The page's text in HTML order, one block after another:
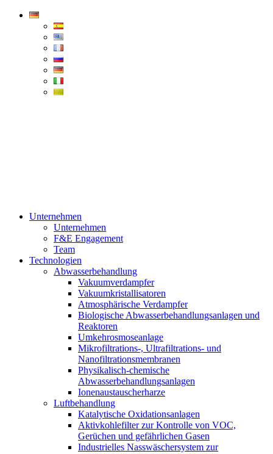
Condorchem
Unternehmen
Unternehmen
F&E Engagement
Team
Technologien
Abwasserbehandlung
Vakuumverdampfer
Vakuumkristallisatoren
Atmosphärische Verdampfer
Biologische Abwasserbehandlungsanlagen und
Reaktoren
Umkehrosmoseanlage
Mikrofiltrations-, Ultrafiltrations- und
Nanofiltrationsmembranen
Physikalisch-chemische
Abwasserbehandlungsanlagen
Ionenaustauscherharze
Luftbehandlung
Katalytische Oxidationsanlagen
Aktivkohlefilter zur Kontrolle von VOC,
Gerüchen und gefährlichen Gasen
Industrielles Nasswäschersystem zur